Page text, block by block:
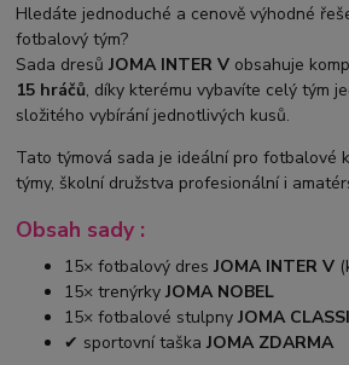
Hledáte jednoduché a cenově výhodné
fotbalový tým?
Sada dresůJOMA INTER V obsahuje
15 hráčů, díky kterému vybavíte celý tým
složitého vybírání jednotlivých kusů.
Tato týmová sada je ideální pro fotbalové
týmy, školní družstva profesionální i
Obsah sady :
15× fotbalový dresJOMA INTER V
15× trenýrkyJOMA NOBEL
15× fotbalové stulpnyJOMA
✔ sportovní taškaJOMA ZDARMA